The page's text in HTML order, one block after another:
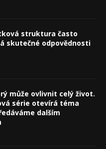
struktura často
skutečné odpovědnosti
může ovlivnit celý život.
série otevírá téma
dalším